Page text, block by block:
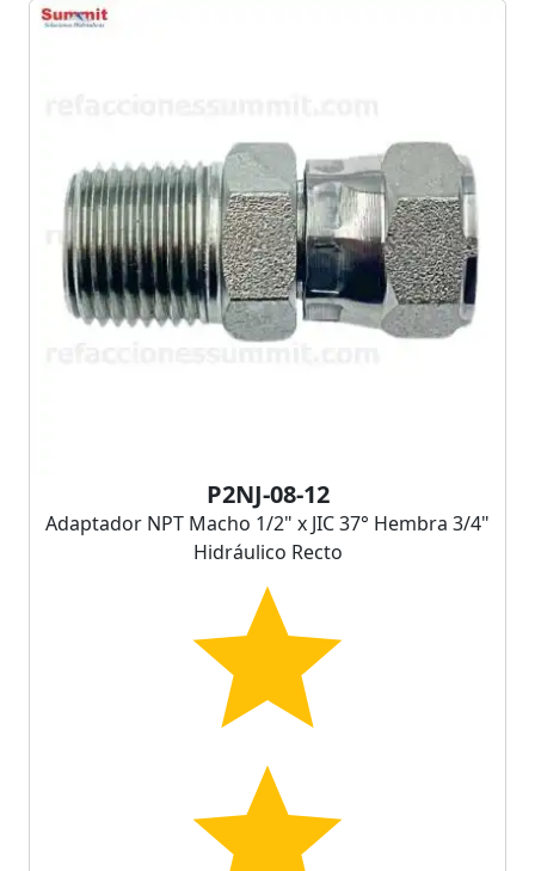
P2NJ-08-12
Adaptador NPT Macho 1/2" x JIC 37° Hembra 3/4"
Hidráulico Recto